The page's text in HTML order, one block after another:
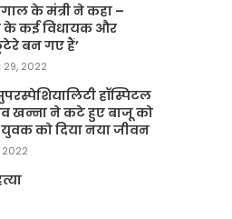
के मंत्री ने कहा –
कई विधायक और
बन गए हैं’
2022
हॉस्पिटल
खन्ना ने कटे हुए बाजू को
को दिया नया जीवन
2022